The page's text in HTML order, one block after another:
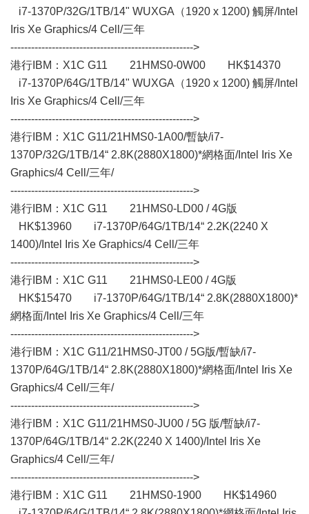
i7-1370P/32G/1TB/14" WUXGA（1920 x 1200) 觸屏/Intel
Iris Xe Graphics/4 Cell/三年
----------------------------------------------------->
港行IBM：X1C G11 21HMS0-0W00 HK$14370
i7-1370P/64G/1TB/14" WUXGA（1920 x 1200) 觸屏/Intel
Iris Xe Graphics/4 Cell/三年
----------------------------------------------------->
港行IBM：X1C G11/21HMS0-1A00/暫缺/i7-
1370P/32G/1TB/14“ 2.8K(2880X1800)*網格面/Intel Iris Xe
Graphics/4 Cell/三年/
----------------------------------------------------->
港行IBM：X1C G11 21HMS0-LD00 / 4G版
HK$13960 i7-1370P/64G/1TB/14“ 2.2K(2240 X
1400)/Intel Iris Xe Graphics/4 Cell/三年
----------------------------------------------------->
港行IBM：X1C G11 21HMS0-LE00 / 4G版
HK$15470 i7-1370P/64G/1TB/14“ 2.8K(2880X1800)*
網格面/Intel Iris Xe Graphics/4 Cell/三年
----------------------------------------------------->
港行IBM：X1C G11/21HMS0-JT00 / 5G版/暫缺/i7-
1370P/64G/1TB/14“ 2.8K(2880X1800)*網格面/Intel Iris Xe
Graphics/4 Cell/三年/
----------------------------------------------------->
港行IBM：X1C G11/21HMS0-JU00 / 5G 版/暫缺/i7-
1370P/64G/1TB/14“ 2.2K(2240 X 1400)/Intel Iris Xe
Graphics/4 Cell/三年/
----------------------------------------------------->
港行IBM：X1C G11 21HMS0-1900 HK$14960